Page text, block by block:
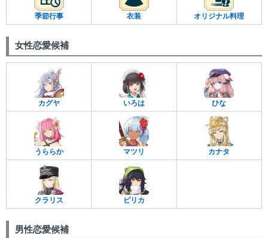
季節行事 衣装 オリジナル料理
女性恋愛候補
カグヤ いろは ひな
うららか マツリ カナタ
クラリス ピリカ
男性恋愛候補